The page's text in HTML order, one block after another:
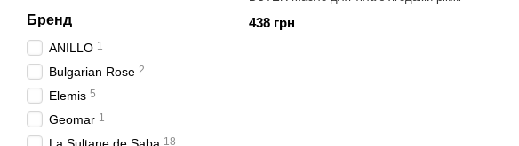
438 грн
Бренд
ANILLO 1
Bulgarian Rose 2
Elemis 5
Geomar 1
18